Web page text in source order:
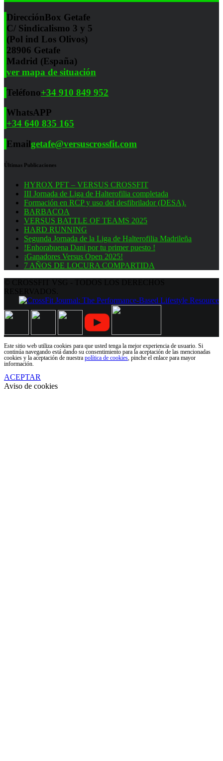
DirecciónBox Getafe
C/ Sindicalismo 3 y 5
(Pol ind Los Olivos)
28906 Getafe
Madrid (España)
ver mapa de situación
Teléfono+34 910 849 952
WhatsAPP
+34 640 835 165
Emailgetafe@versuscrossfit.com
Últimas Publicaciones
HYROX PFT – VERSUS CROSSFIT
III Jornada de Liga de Halterofilia completada
Formación en RCP y uso del desfibrilador (DESA).
BARBACOA
VERSUS BATTLE OF TEAMS 2025
HARD RUNNING
Segunda Jornada de la Liga de Halterofilia Madrileña
!Enhorabuena Dani por tu primer puesto !
¡Ganadores Versus Open 2025!
7 AÑOS DE LOCURA COMPARTIDA
Este sitio web utiliza cookies para que usted tenga la mejor experiencia de usuario. Si
continúa navegando está dando su consentimiento para la aceptación de las mencionadas
cookies y la aceptación de nuestra política de cookies, pinche el enlace para mayor
información.
ACEPTAR
Aviso de cookies